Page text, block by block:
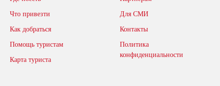
Что привезти
Как добраться
Помощь туристам
Карта туриста
Для СМИ
Контакты
Политика
конфиденциальности